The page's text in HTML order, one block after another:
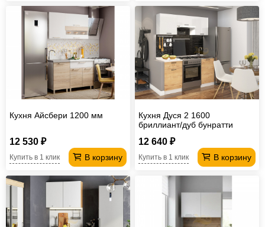
Кухня Айсбери 1200 мм
12 530 ₽
В корзину
Купить в 1 клик
Кухня Дуся 2 1600
бриллиант/дуб бунратти
12 640 ₽
В корзину
Купить в 1 клик